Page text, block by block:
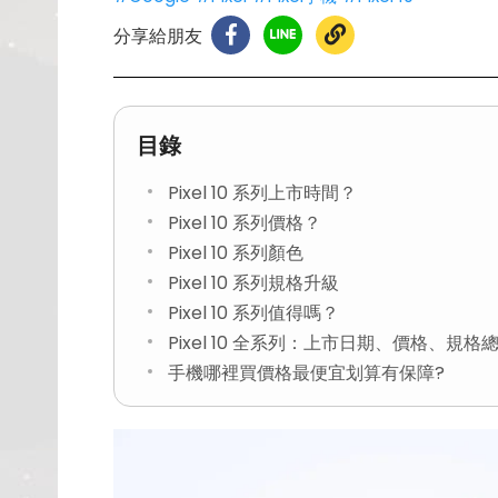
分享給朋友
目錄
Pixel 10 系列上市時間？
Pixel 10 系列價格？
Pixel 10 系列顏色
Pixel 10 系列規格升級
Pixel 10 系列值得嗎？
Pixel 10 全系列：上市日期、價格、規格
手機哪裡買價格最便宜划算有保障?